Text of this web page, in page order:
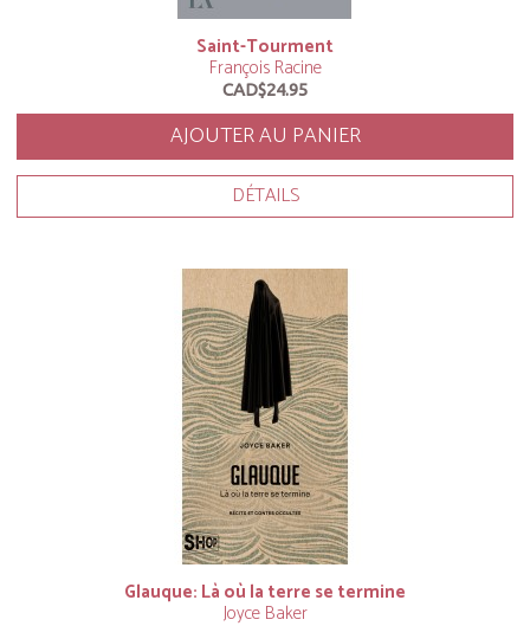
Saint-Tourment
François Racine
CAD$24.95
AJOUTER AU PANIER
DÉTAILS
Glauque: Là où la terre se termine
Joyce Baker